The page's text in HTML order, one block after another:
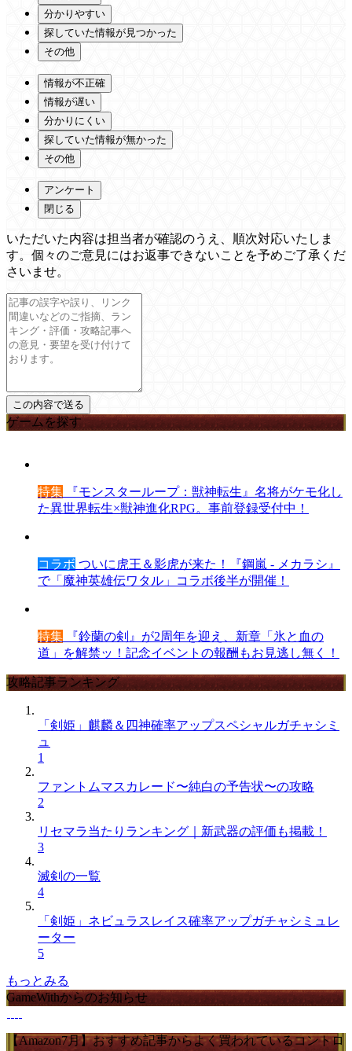
分かりやすい
探していた情報が見つかった
その他
情報が不正確
情報が遅い
分かりにくい
探していた情報が無かった
その他
アンケート
閉じる
いただいた内容は担当者が確認のうえ、順次対応いたしま
す。個々のご意見にはお返事できないことを予めご了承くだ
さいませ。
ゲームを探す
特集 『モンスターループ：獣神転生』名将がケモ化し
た異世界転生×獣神進化RPG。事前登録受付中！
コラボ ついに虎王＆影虎が来た！『鋼嵐 - メカラシ』
で「魔神英雄伝ワタル」コラボ後半が開催！
特集 『鈴蘭の剣』が2周年を迎え、新章「氷と血の
道」を解禁ッ！記念イベントの報酬もお見逃し無く！
攻略記事ランキング
「剣姫」麒麟＆四神確率アップスペシャルガチャシミ
ュ
1
ファントムマスカレード〜純白の予告状〜の攻略
2
リセマラ当たりランキング｜新武器の評価も掲載！
3
滅剣の一覧
4
「剣姫」ネビュラスレイス確率アップガチャシミュレ
ーター
5
もっとみる
GameWithからのお知らせ
【Amazon7月】おすすめ記事からよく買われているコントロ